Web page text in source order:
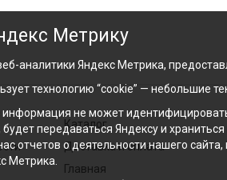
Каталог
Доставка и оплата
Главная
Метрику
аналитики Яндекс Метрика,
технологию “cookie” — небольшие
не может
передаваться Яндексу и
отчетов о деятельности нашего
Метрика.